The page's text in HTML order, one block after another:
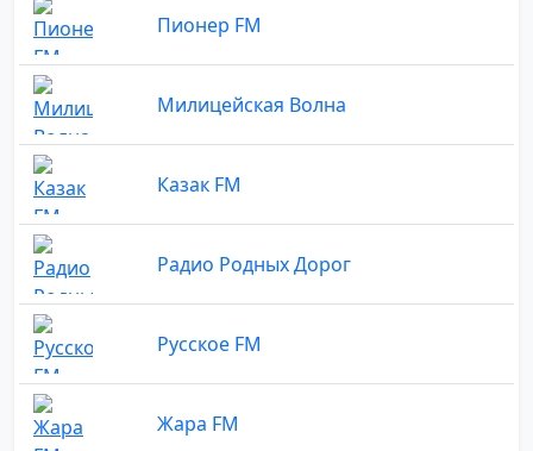
Пионер FM
Милицейская Волна
Казак FM
Радио Родных Дорог
Русское FM
Жара FM